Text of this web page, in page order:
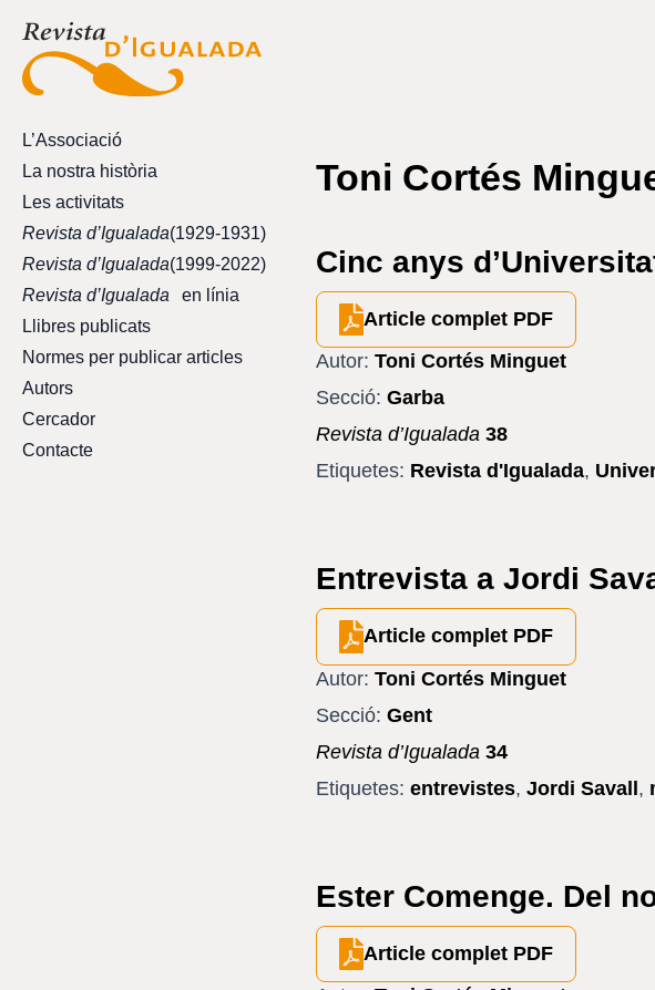
L’Associació
La nostra història
Les activitats
Revista d’Igualada(1929-1931)
Revista d’Igualada(1999-2022)
Revista d’Igualada
en línia
Llibres publicats
Normes per publicar articles
Autors
Cercador
Contacte
Toni Cortés
Cinc anys
Article complet PDF
Autor: Toni Cortés Minguet
Secció: Garba
Revista d’Igualada 38
Etiquetes: Revista d'Igualada,
Entrevista a Jordi
Article complet PDF
Autor: Toni Cortés Minguet
Secció: Gent
Revista d’Igualada 34
Etiquetes: entrevistes,Jordi Savall,
Ester Comenge. Del
Article complet PDF